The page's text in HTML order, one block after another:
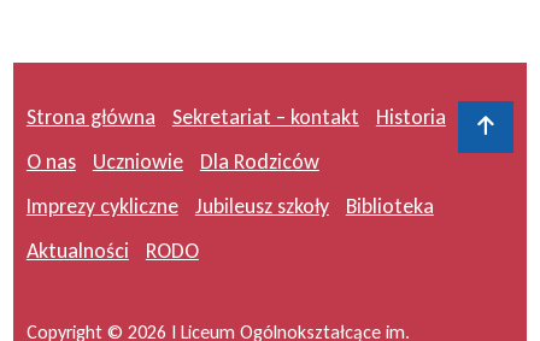
Strona główna Sekretariat – kontakt
Historia
O nas
Uczniowie
Dla Rodziców
Imprezy cykliczne
Jubileusz szkoły
Biblioteka
Aktualności
RODO
Copyright © 2026 I Liceum Ogólnokształcące im.
Do